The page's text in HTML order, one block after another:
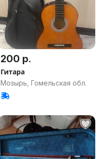
200 р.
Гитара
Мозырь, Гомельская обл.